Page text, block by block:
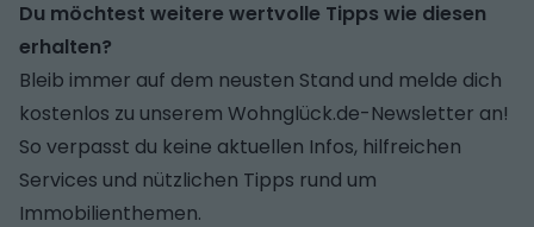
Du möchtest weitere wertvolle Tipps wie diesen
erhalten?
Bleib immer auf dem neusten Stand und melde dich
kostenlos zu unserem Wohnglück.de-Newsletter an!
So verpasst du keine aktuellen Infos, hilfreichen
Services und nützlichen Tipps rund um
Immobilienthemen.